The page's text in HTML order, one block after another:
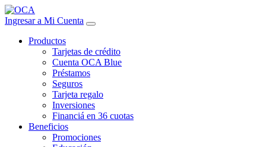
Ingresar a Mi Cuenta
Productos
Tarjetas de crédito
Cuenta OCA Blue
Préstamos
Seguros
Tarjeta regalo
Inversiones
Financiá en 36 cuotas
Beneficios
Promociones